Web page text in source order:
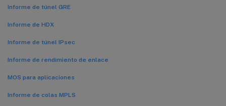
Informe de túnel GRE
Informe de HDX
Informe de túnel IPsec
Informe de rendimiento de enlace
MOS para aplicaciones
Informe de colas MPLS